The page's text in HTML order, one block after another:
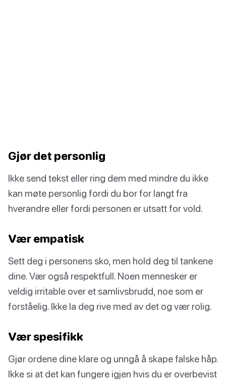
Gjør det personlig
Ikke send tekst eller ring dem med mindre du ikke
kan møte personlig fordi du bor for langt fra
hverandre eller fordi personen er utsatt for vold.
Vær empatisk
Sett deg i personens sko, men hold deg til tankene
dine. Vær også respektfull. Noen mennesker er
veldig irritable over et samlivsbrudd, noe som er
forståelig. Ikke la deg rive med av det og vær rolig.
Vær spesifikk
Gjør ordene dine klare og unngå å skape falske håp.
Ikke si at det kan fungere igjen hvis du er overbevist